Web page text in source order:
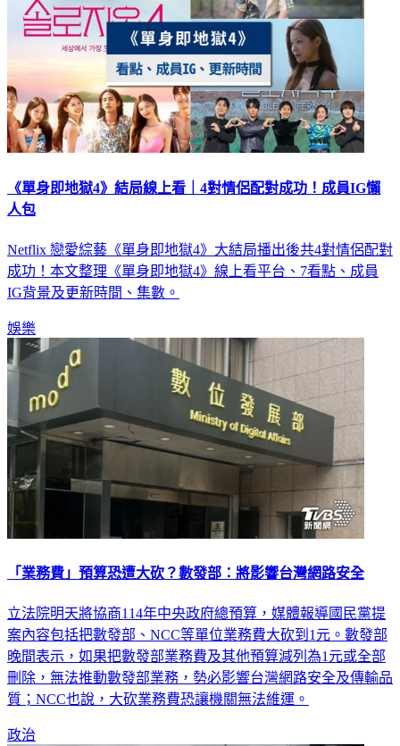
《單身即地獄4》結局線上看｜4對情侶配對成功！成員IG懶
人包
Netflix 戀愛綜藝《單身即地獄4》大結局播出後共4對情侶配對
成功！本文整理《單身即地獄4》線上看平台、7看點、成員
IG背景及更新時間、集數。
娛樂
「業務費」預算恐遭大砍？數發部：將影響台灣網路安全
立法院明天將協商114年中央政府總預算，媒體報導國民黨提
案內容包括把數發部、NCC等單位業務費大砍到1元。數發部
晚間表示，如果把數發部業務費及其他預算減列為1元或全部
刪除，無法推動數發部業務，勢必影響台灣網路安全及傳輸品
質；NCC也說，大砍業務費恐讓機關無法維運。
政治